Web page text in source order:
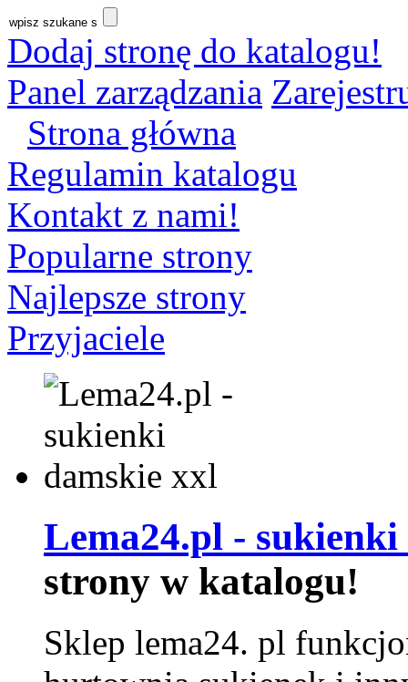
Dodaj stronę do katalogu!
Panel zarządzania
Strona główna
Regulamin katalogu
Kontakt z nami!
Popularne strony
Najlepsze strony
Przyjaciele
Lema24.pl -
strony w katalogu!
Sklep lema24. pl